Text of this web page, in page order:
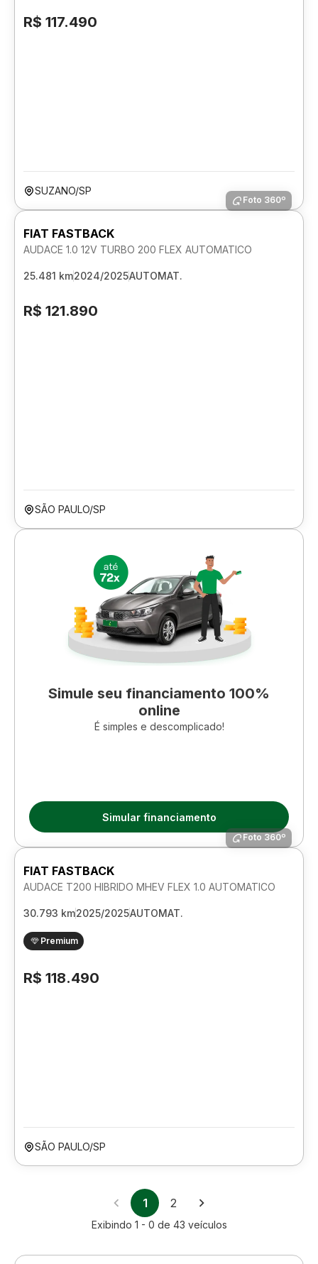
R$ 117.490
SUZANO/SP
Foto 360º
FIAT FASTBACK
AUDACE 1.0 12V TURBO 200 FLEX AUTOMATICO
25.481 km2024/2025AUTOMAT.
R$ 121.890
SÃO PAULO/SP
Simule seu financiamento 100%
online
É simples e descomplicado!
Simular financiamento
Foto 360º
FIAT FASTBACK
AUDACE T200 HIBRIDO MHEV FLEX 1.0 AUTOMATICO
30.793 km2025/2025AUTOMAT.
Premium
R$ 118.490
SÃO PAULO/SP
1 2
Exibindo 1 - 0 de 43 veículos